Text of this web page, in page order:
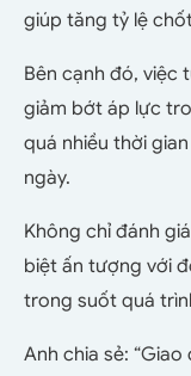
giúp tăng tỷ lệ
Bên cạnh đó, việc
giảm bớt áp lực
quá nhiều thời
ngày.
Không chỉ đánh
biệt ấn tượng với
trong suốt quá
Anh chia sẻ: